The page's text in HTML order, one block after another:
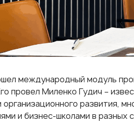
международный модуль
провел Миленко Гудич –
организационного развития,
и бизнес-школами в разных